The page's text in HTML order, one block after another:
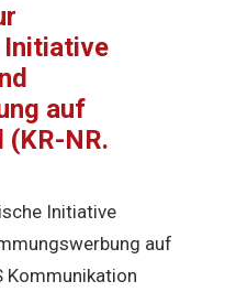
Initiative
auf
NR.
Initiative
auf
Kommunikation